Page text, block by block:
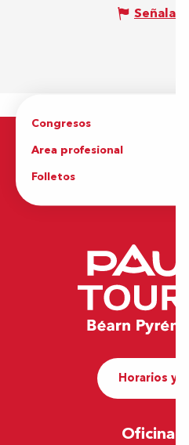
Señalar
Congresos
Area profesional
Folletos
Horarios y
Oficina